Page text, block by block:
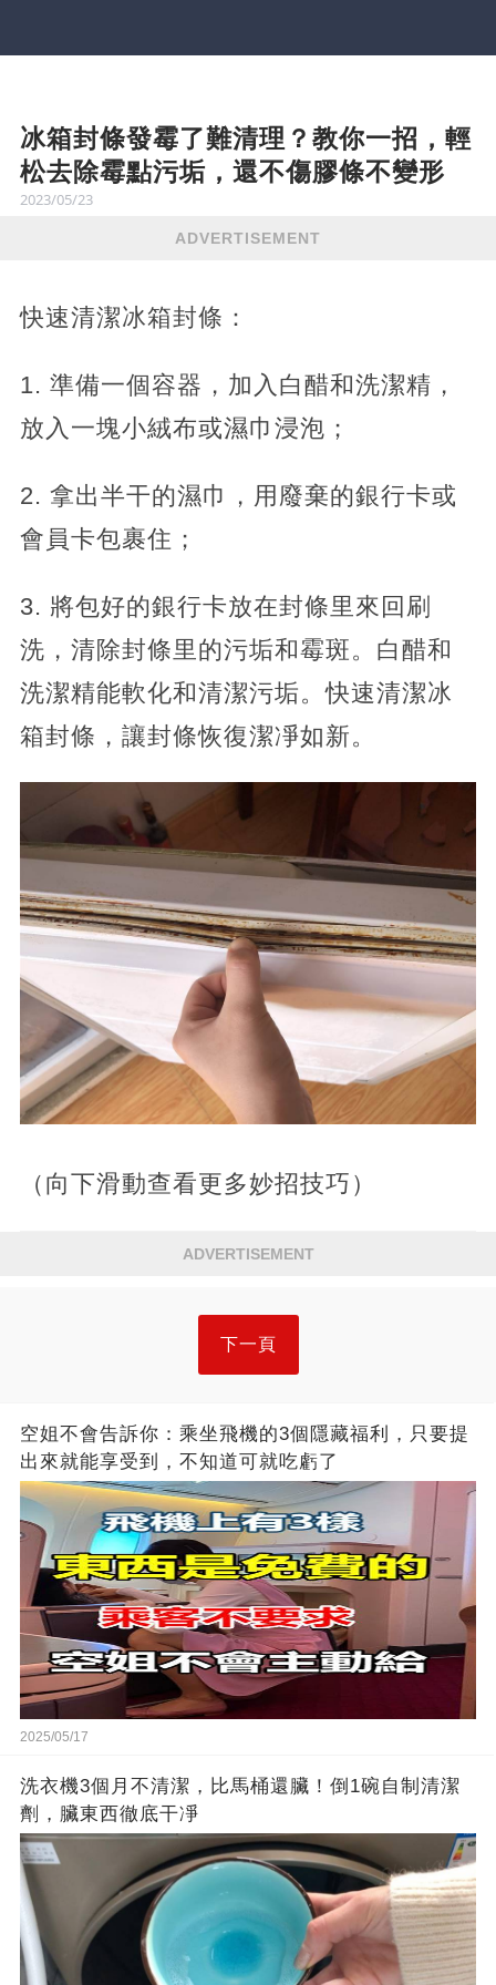
冰箱封條發霉了難清理？教你一招，輕
松去除霉點污垢，還不傷膠條不變形
2023/05/23
ADVERTISEMENT
快速清潔冰箱封條：
1. 準備一個容器，加入白醋和洗潔精，
放入一塊小絨布或濕巾浸泡；
2. 拿出半干的濕巾，用廢棄的銀行卡或
會員卡包裹住；
3. 將包好的銀行卡放在封條里來回刷
洗，清除封條里的污垢和霉斑。白醋和
洗潔精能軟化和清潔污垢。快速清潔冰
箱封條，讓封條恢復潔凈如新。
（向下滑動查看更多妙招技巧）
ADVERTISEMENT
下一頁
空姐不會告訴你：乘坐飛機的3個隱藏福利，只要提
出來就能享受到，不知道可就吃虧了
2025/05/17
洗衣機3個月不清潔，比馬桶還臟！倒1碗自制清潔
劑，臟東西徹底干凈